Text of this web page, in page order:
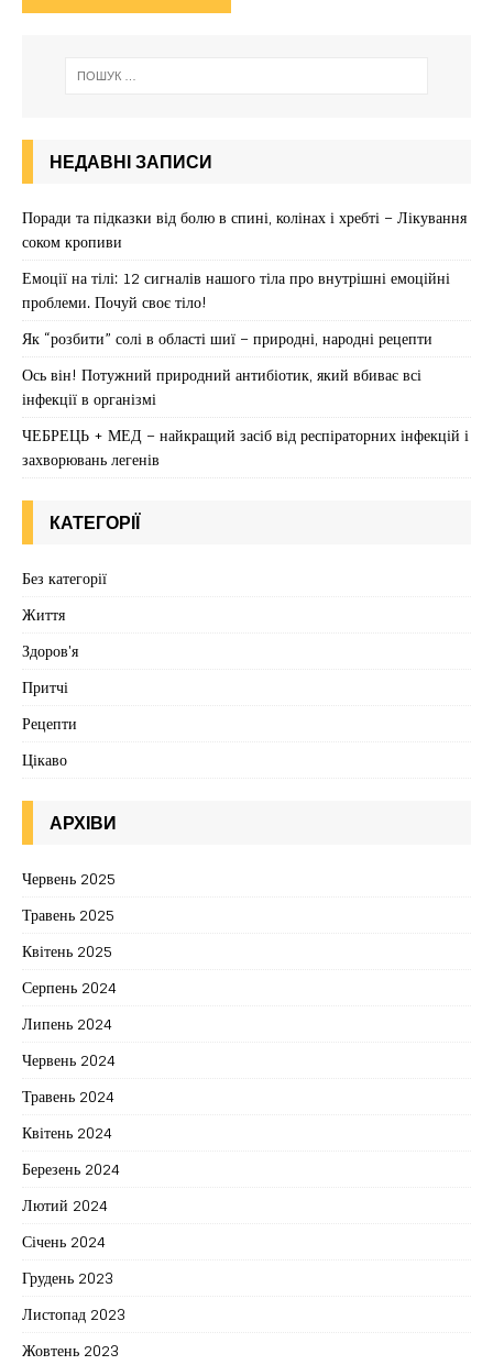
НЕДАВНІ ЗАПИСИ
Поради та підказки від болю в спині, колінах і хребті – Лікування
соком кропиви
Емоції на тілі: 12 сигналів нашого тіла про внутрішні емоційні
проблеми. Почуй своє тіло!
Як “розбити” солі в області шиї – природні, народні рецепти
Ось він! Потужний природний антибіотик, який вбиває всі
інфекції в організмі
ЧЕБРЕЦЬ + МЕД – найкращий засіб від респіраторних інфекцій і
захворювань легенів
КАТЕГОРІЇ
Без категорії
Життя
Здоров'я
Притчі
Рецепти
Цікаво
АРХІВИ
Червень 2025
Травень 2025
Квітень 2025
Серпень 2024
Липень 2024
Червень 2024
Травень 2024
Квітень 2024
Березень 2024
Лютий 2024
Січень 2024
Грудень 2023
Листопад 2023
Жовтень 2023